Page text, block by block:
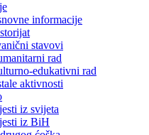
informacije
stavovi
rad
edukativni rad
aktivnosti
iz svijeta
iz BiH